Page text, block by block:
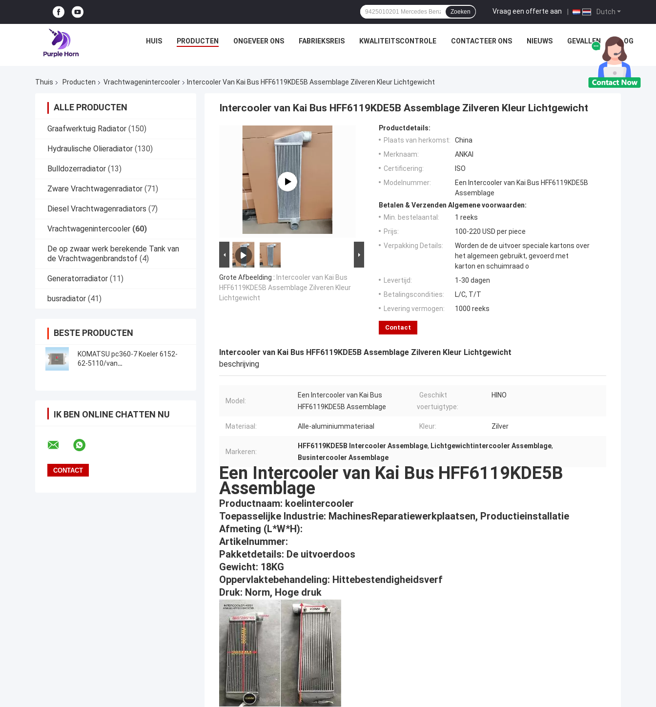
Dutch
Vraag een offerte aan |
Zoeken
HUIS PRODUCTEN ONGEVEER ONS FABRIEKSREIS KWALITEITSCONTROLE CONTACTEER ONS NIEUWS GEVALLEN BLOG
Thuis Producten Vrachtwagenintercooler Intercooler Van Kai Bus HFF6119KDE5B Assemblage Zilveren Kleur Lichtgewicht
ALLE PRODUCTEN
Graafwerktuig Radiator (150)
Hydraulische Olieradiator (130)
Bulldozerradiator (13)
Zware Vrachtwagenradiator (71)
Diesel Vrachtwagenradiators (7)
Vrachtwagenintercooler (60)
De op zwaar werk berekende Tank van
de Vrachtwagenbrandstof (4)
Generatorradiator (11)
busradiator (41)
BESTE PRODUCTEN
KOMATSU pc360-7 Koeler 6152-
62-5110/van
IK BEN ONLINE CHATTEN NU
Intercooler van Kai Bus HFF6119KDE5B Assemblage Zilveren Kleur Lichtgewicht
Grote Afbeelding : Intercooler van Kai Bus
HFF6119KDE5B Assemblage Zilveren Kleur
Lichtgewicht
Productdetails:
Plaats van herkomst:
China
Merknaam:
ANKAI
Certificering:
ISO
Modelnummer:
Een Intercooler van Kai Bus HFF6119KDE5B
Assemblage
Betalen & Verzenden Algemene voorwaarden:
Min. bestelaantal:
1 reeks
Prijs:
100-220 USD per piece
Verpakking Details:
Worden de de uitvoer speciale kartons over
het algemeen gebruikt, gevoerd met
karton en schuimraad o
Levertijd:
1-30 dagen
Betalingscondities:
L/C, T/T
Levering vermogen:
1000 reeks
Contact
Intercooler van Kai Bus HFF6119KDE5B Assemblage Zilveren Kleur Lichtgewicht
beschrijving
Model:
Een Intercooler van Kai Bus
HFF6119KDE5B Assemblage
Geschikt
voertuigtype:
HINO
Materiaal: Alle-aluminiummateriaal Kleur: Zilver
Markeren:
HFF6119KDE5B Intercooler Assemblage, Lichtgewichtintercooler Assemblage,
Busintercooler Assemblage
Een Intercooler van Kai Bus HFF6119KDE5B
Assemblage
Productnaam: koelintercooler
Toepasselijke Industrie: MachinesReparatiewerkplaatsen, Productieinstallatie
Afmeting (L*W*H):
Artikelnummer:
Pakketdetails: De uitvoerdoos
Gewicht: 18KG
Oppervlaktebehandeling: Hittebestendigheidsverf
Druk: Norm, Hoge druk